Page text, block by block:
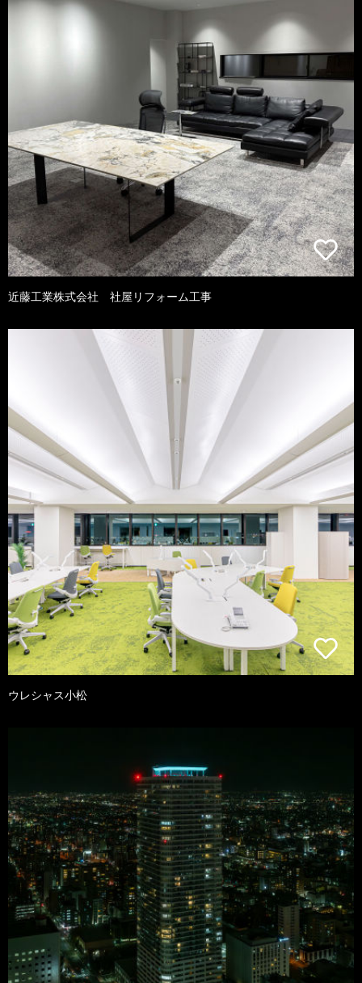
近藤工業株式会社 社屋リフォーム工事
ウレシャス小松